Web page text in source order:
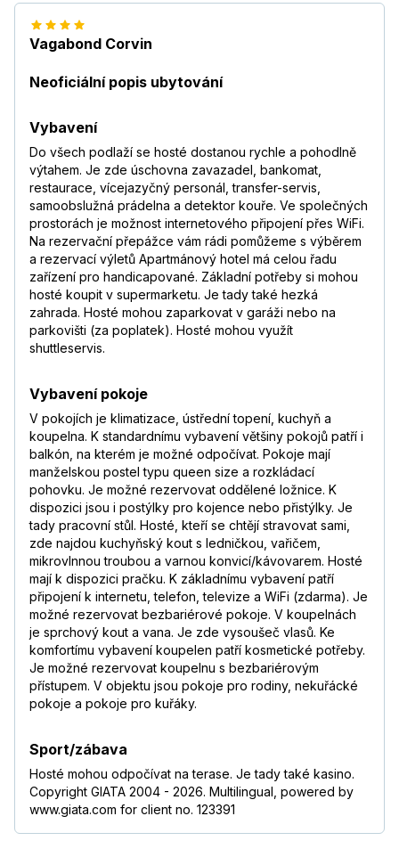
Vagabond Corvin
Neoficiální popis ubytování
Vybavení
Do všech podlaží se hosté dostanou rychle a pohodlně
výtahem. Je zde úschovna zavazadel, bankomat,
restaurace, vícejazyčný personál, transfer-servis,
samoobslužná prádelna a detektor kouře. Ve společných
prostorách je možnost internetového připojení přes WiFi.
Na rezervační přepážce vám rádi pomůžeme s výběrem
a rezervací výletů Apartmánový hotel má celou řadu
zařízení pro handicapované. Základní potřeby si mohou
hosté koupit v supermarketu. Je tady také hezká
zahrada. Hosté mohou zaparkovat v garáži nebo na
parkovišti (za poplatek). Hosté mohou využít
shuttleservis.
Vybavení pokoje
V pokojích je klimatizace, ústřední topení, kuchyň a
koupelna. K standardnímu vybavení většiny pokojů patří i
balkón, na kterém je možné odpočívat. Pokoje mají
manželskou postel typu queen size a rozkládací
pohovku. Je možné rezervovat oddělené ložnice. K
dispozici jsou i postýlky pro kojence nebo přistýlky. Je
tady pracovní stůl. Hosté, kteří se chtějí stravovat sami,
zde najdou kuchyňský kout s ledničkou, vařičem,
mikrovlnnou troubou a varnou konvicí/kávovarem. Hosté
mají k dispozici pračku. K základnímu vybavení patří
připojení k internetu, telefon, televize a WiFi (zdarma). Je
možné rezervovat bezbariérové pokoje. V koupelnách
je sprchový kout a vana. Je zde vysoušeč vlasů. Ke
komfortímu vybavení koupelen patří kosmetické potřeby.
Je možné rezervovat koupelnu s bezbariérovým
přístupem. V objektu jsou pokoje pro rodiny, nekuřácké
pokoje a pokoje pro kuřáky.
Sport/zábava
Hosté mohou odpočívat na terase. Je tady také kasino.
Copyright GIATA 2004 - 2026. Multilingual, powered by
www.giata.com for client no. 123391